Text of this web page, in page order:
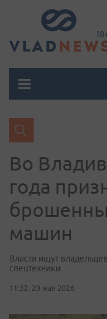
Во
года
машин
Власти ищут
спецтехники
11:32, 20 мая 2026